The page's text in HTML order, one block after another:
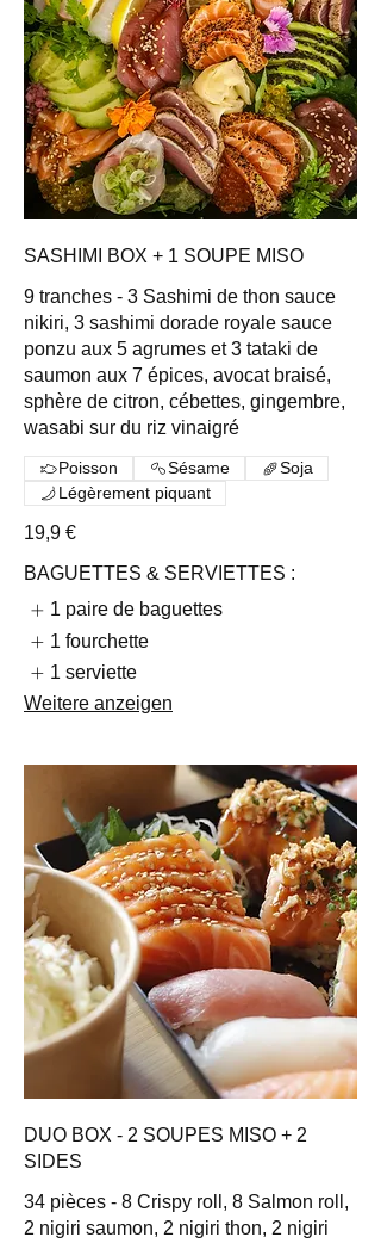
SASHIMI BOX + 1 SOUPE MISO
9 tranches - 3 Sashimi de thon sauce
nikiri, 3 sashimi dorade royale sauce
ponzu aux 5 agrumes et 3 tataki de
saumon aux 7 épices, avocat braisé,
sphère de citron, cébettes, gingembre,
wasabi sur du riz vinaigré
19,9 €
Poisson Sésame
Soja
Légèrement piquant
BAGUETTES & SERVIETTES :
1 paire de baguettes
1 fourchette
1 serviette
Weitere anzeigen
DUO BOX - 2 SOUPES MISO + 2
SIDES
34 pièces - 8 Crispy roll, 8 Salmon roll,
2 nigiri saumon, 2 nigiri thon, 2 nigiri